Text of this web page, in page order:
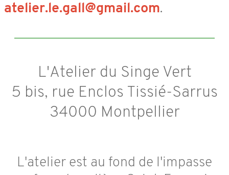
atelier.le.gall@gmail.com.
L'Atelier du Singe Vert
5 bis, rue Enclos Tissié-Sarrus
34000 Montpellier
L'atelier est au fond de l'impasse